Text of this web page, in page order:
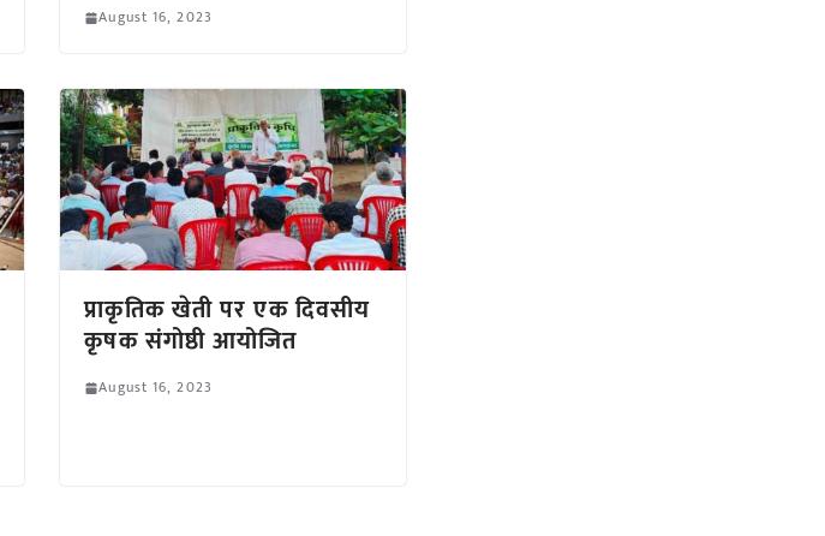
August 16, 2023
प्राकृतिक खेती पर एक दिवसीय
कृषक संगोष्ठी आयोजित
August 16, 2023